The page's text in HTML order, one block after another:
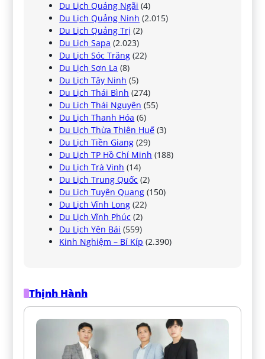
Du Lịch Quảng Ngãi (4)
Du Lịch Quảng Ninh (2.015)
Du Lịch Quảng Trị (2)
Du Lịch Sapa (2.023)
Du Lịch Sóc Trăng (22)
Du Lịch Sơn La (8)
Du Lịch Tây Ninh (5)
Du Lịch Thái Bình (274)
Du Lịch Thái Nguyên (55)
Du Lịch Thanh Hóa (6)
Du Lịch Thừa Thiên Huế (3)
Du Lịch Tiền Giang (29)
Du Lịch TP Hồ Chí Minh (188)
Du Lịch Trà Vinh (14)
Du Lịch Trung Quốc (2)
Du Lịch Tuyên Quang (150)
Du Lịch Vĩnh Long (22)
Du Lịch Vĩnh Phúc (2)
Du Lịch Yên Bái (559)
Kinh Nghiệm – Bí Kíp (2.390)
Thịnh Hành